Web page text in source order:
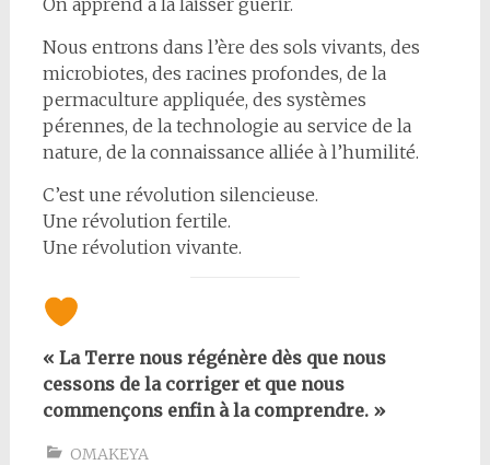
Nous entrons dans l’ère des sols vivants, des
microbiotes, des racines profondes, de la
permaculture appliquée, des systèmes
pérennes, de la technologie au service de la
nature, de la connaissance alliée à l’humilité.
C’est une révolution silencieuse.
Une révolution fertile.
Une révolution vivante.
« La Terre nous régénère dès que nous
cessons de la corriger et que nous
commençons enfin à la comprendre. »
OMAKEYA